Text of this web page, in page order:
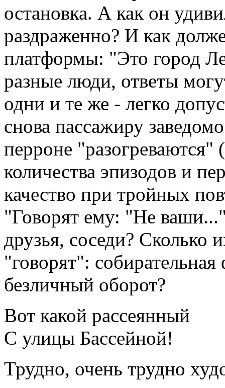
остановка. А как он
раздраженно? И как
платформы: "Это город
разные люди, ответы
одни и те же - легко
снова пассажиру
перроне "разогреваются"
количества эпизодов и
качество при тройных
"Говорят ему: "Не
друзья, соседи? Сколько
"говорят":
безличный оборот?
Вот какой рассеянный
С улицы Бассейной!
Трудно, очень трудно